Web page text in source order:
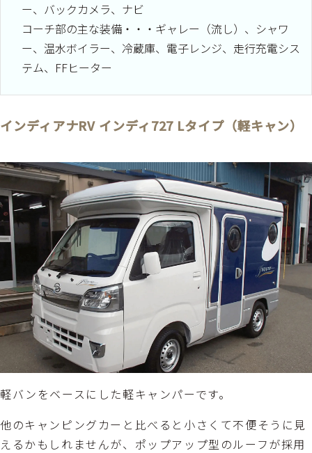
ー、バックカメラ、ナビ
コーチ部の主な装備・・・ギャレー（流し）、シャワ
ー、温水ボイラー、冷蔵庫、電子レンジ、走行充電シス
テム、FFヒーター
インディアナRV インディ727 Lタイプ（軽キャン）
軽バンをベースにした軽キャンパーです。
他のキャンピングカーと比べると小さくて不便そうに見
えるかもしれませんが、ポップアップ型のルーフが採用